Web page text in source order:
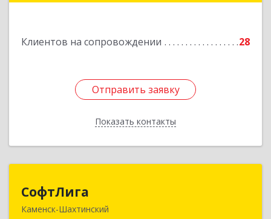
Клиентов на сопровождении 28
Отправить заявку
Показать контакты
Отправить заявку
Назад
СофтЛига
Каменск-Шахтинский
347800, Ростовская обл, Каменск-Шахтинский г,